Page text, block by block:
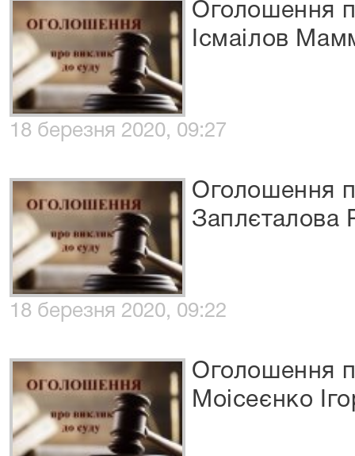
Оголошення
Ісмаілов
18 березня 2020, 09:27
Оголошення
Заплєталова
18 березня 2020, 09:22
Оголошення
Моісеєнко